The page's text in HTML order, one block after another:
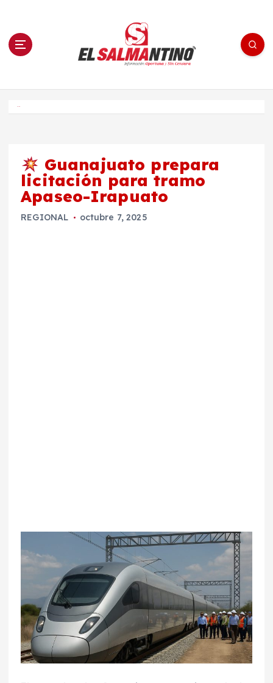
n El Salmantino - medios/noticias/editorial
Guanajuato prepara
licitación para tramo
Apaseo-Irapuato
REGIONAL octubre 7, 2025